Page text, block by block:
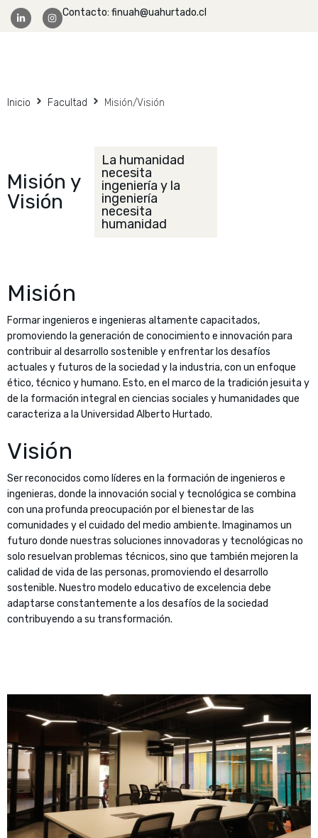
Contacto: finuah@uahurtado.cl
Inicio Facultad Misión/Visión
Misión y
Visión
La humanidad
necesita
ingeniería y la
ingeniería
necesita
humanidad
Misión
Formar ingenieros e ingenieras altamente capacitados,
promoviendo la generación de conocimiento e innovación para
contribuir al desarrollo sostenible y enfrentar los desafíos
actuales y futuros de la sociedad y la industria, con un enfoque
ético, técnico y humano. Esto, en el marco de la tradición jesuita y
de la formación integral en ciencias sociales y humanidades que
caracteriza a la Universidad Alberto Hurtado.
Visión
Ser reconocidos como líderes en la formación de ingenieros e
ingenieras, donde la innovación social y tecnológica se combina
con una profunda preocupación por el bienestar de las
comunidades y el cuidado del medio ambiente. Imaginamos un
futuro donde nuestras soluciones innovadoras y tecnológicas no
solo resuelvan problemas técnicos, sino que también mejoren la
calidad de vida de las personas, promoviendo el desarrollo
sostenible. Nuestro modelo educativo de excelencia debe
adaptarse constantemente a los desafíos de la sociedad
contribuyendo a su transformación.